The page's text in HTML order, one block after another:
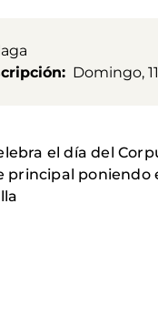
Domingo,
el día del
principal poniendo